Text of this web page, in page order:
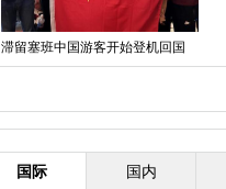
滞留塞班中国游客开始登机回国
国际 国内